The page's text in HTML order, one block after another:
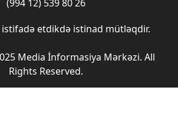
(994 12) 539 80 26
etdikdə istinad mütləqdir.
Media İnformasiya Mərkəzi. All
Rights Reserved.